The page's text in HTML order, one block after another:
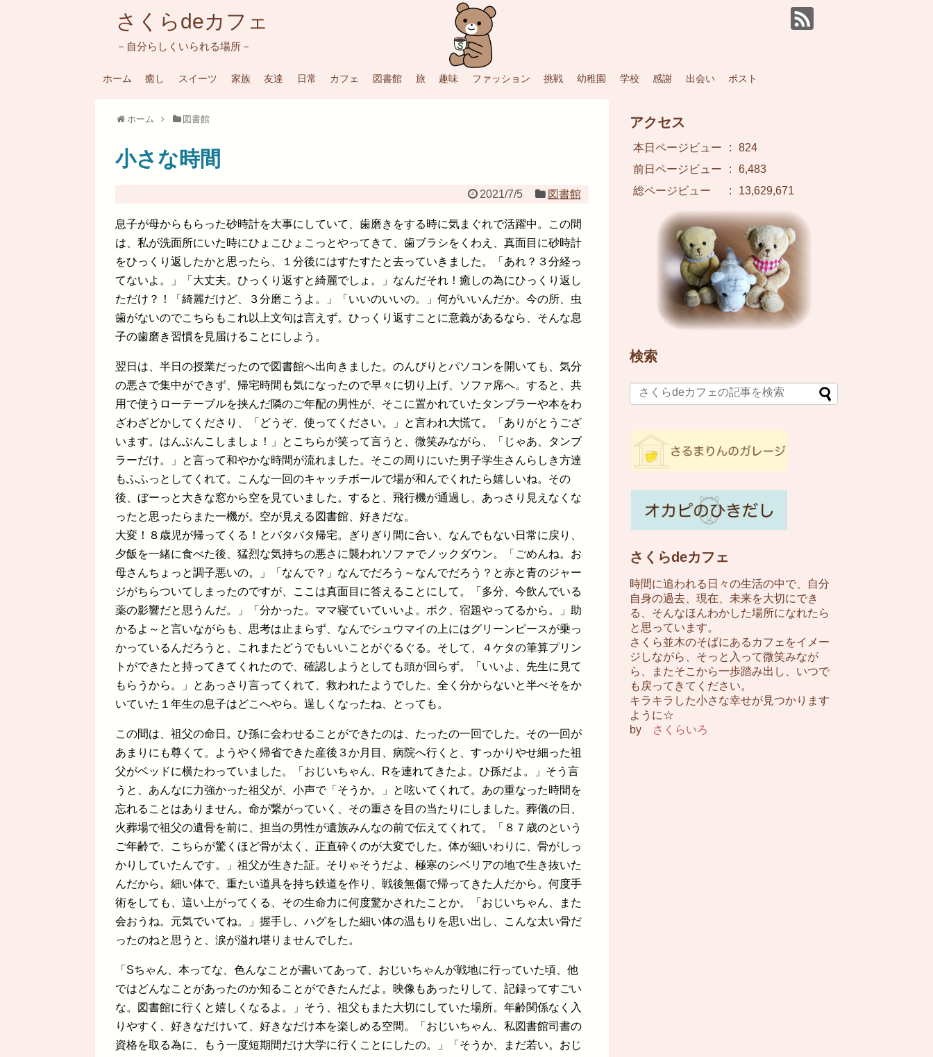
さくらdeカフェ
－自分らしくいられる場所－
ホーム 癒し スイーツ 家族 友達 日常 カフェ 図書館 旅 趣味 ファッション 挑戦 幼稚園 学校 感謝 出会い ポスト
ホーム 図書館
小さな時間
2021/7/5 図書館
息子が母からもらった砂時計を大事にしていて、歯磨きをする時に気まぐれで活躍中。この間
は、私が洗面所にいた時にひょこひょこっとやってきて、歯ブラシをくわえ、真面目に砂時計
をひっくり返したかと思ったら、１分後にはすたすたと去っていきました。「あれ？３分経っ
てないよ。」「大丈夫。ひっくり返すと綺麗でしょ。」なんだそれ！癒しの為にひっくり返し
ただけ？！「綺麗だけど、３分磨こうよ。」「いいのいいの。」何がいいんだか。今の所、虫
歯がないのでこちらもこれ以上文句は言えず。ひっくり返すことに意義があるなら、そんな息
子の歯磨き習慣を見届けることにしよう。
翌日は、半日の授業だったので図書館へ出向きました。のんびりとパソコンを開いても、気分
の悪さで集中ができず、帰宅時間も気になったので早々に切り上げ、ソファ席へ。すると、共
用で使うローテーブルを挟んだ隣のご年配の男性が、そこに置かれていたタンブラーや本をわ
ざわざどかしてくださり、「どうぞ、使ってください。」と言われ大慌て。「ありがとうござ
います。はんぶんこしましょ！」とこちらが笑って言うと、微笑みながら、「じゃあ、タンブ
ラーだけ。」と言って和やかな時間が流れました。そこの周りにいた男子学生さんらしき方達
もふふっとしてくれて。こんな一回のキャッチボールで場が和んでくれたら嬉しいね。その
後、ぼーっと大きな窓から空を見ていました。すると、飛行機が通過し、あっさり見えなくな
ったと思ったらまた一機が。空が見える図書館、好きだな。
大変！８歳児が帰ってくる！とバタバタ帰宅。ぎりぎり間に合い、なんでもない日常に戻り、
夕飯を一緒に食べた後、猛烈な気持ちの悪さに襲われソファでノックダウン。「ごめんね。お
母さんちょっと調子悪いの。」「なんで？」なんでだろう～なんでだろう？と赤と青のジャー
ジがちらついてしまったのですが、ここは真面目に答えることにして。「多分、今飲んでいる
薬の影響だと思うんだ。」「分かった。ママ寝ていていいよ。ボク、宿題やってるから。」助
かるよ～と言いながらも、思考は止まらず、なんでシュウマイの上にはグリーンピースが乗っ
かっているんだろうと、これまたどうでもいいことがぐるぐる。そして、４ケタの筆算プリン
トができたと持ってきてくれたので、確認しようとしても頭が回らず。「いいよ、先生に見て
もらうから。」とあっさり言ってくれて、救われたようでした。全く分からないと半べそをか
いていた１年生の息子はどこへやら。逞しくなったね、とっても。
この間は、祖父の命日。ひ孫に会わせることができたのは、たったの一回でした。その一回が
あまりにも尊くて。ようやく帰省できた産後３か月目、病院へ行くと、すっかりやせ細った祖
父がベッドに横たわっていました。「おじいちゃん、Rを連れてきたよ。ひ孫だよ。」そう言
うと、あんなに力強かった祖父が、小声で「そうか。」と呟いてくれて。あの重なった時間を
忘れることはありません。命が繋がっていく、その重さを目の当たりにしました。葬儀の日、
火葬場で祖父の遺骨を前に、担当の男性が遺族みんなの前で伝えてくれて。「８７歳のという
ご年齢で、こちらが驚くほど骨が太く、正直砕くのが大変でした。体が細いわりに、骨がしっ
かりしていたんです。」祖父が生きた証。そりゃそうだよ、極寒のシベリアの地で生き抜いた
んだから。細い体で、重たい道具を持ち鉄道を作り、戦後無傷で帰ってきた人だから。何度手
術をしても、這い上がってくる、その生命力に何度驚かされたことか。「おじいちゃん、また
会おうね。元気でいてね。」握手し、ハグをした細い体の温もりを思い出し、こんな太い骨だ
ったのねと思うと、涙が溢れ堪りませんでした。
「Sちゃん、本ってな、色んなことが書いてあって、おじいちゃんが戦地に行っていた頃、他
ではどんなことがあったのか知ることができたんだよ。映像もあったりして、記録ってすごい
な。図書館に行くと嬉しくなるよ。」そう、祖父もまた大切にしていた場所。年齢関係なく入
りやすく、好きなだけいて、好きなだけ本を楽しめる空間。「おじいちゃん、私図書館司書の
資格を取る為に、もう一度短期間だけ大学に行くことにしたの。」「そうか、まだ若い。おじ
アクセス
本日ページビュー :
824
前日ページビュー
:
6,483
総ページビュー
: 13,629,671
検索
さくらdeカフェ
時間に追われる日々の生活の中で、自分
自身の過去、現在、未来を大切にでき
る、そんなほんわかした場所になれたら
と思っています。
さくら並木のそばにあるカフェをイメー
ジしながら、そっと入って微笑みなが
ら、またそこから一歩踏み出し、いつで
も戻ってきてください。
キラキラした小さな幸せが見つかります
ように☆
by
さくらいろ